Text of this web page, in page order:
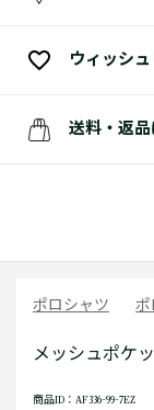
ウィッシ
送料・返品
ポロシャツ ポ
メッシュポケ
商品ID：AF336-99-7EZ